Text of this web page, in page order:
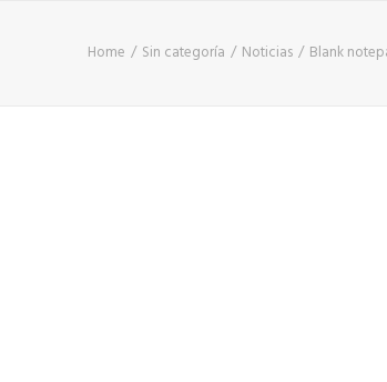
Home Sin categoría Noticias Blank